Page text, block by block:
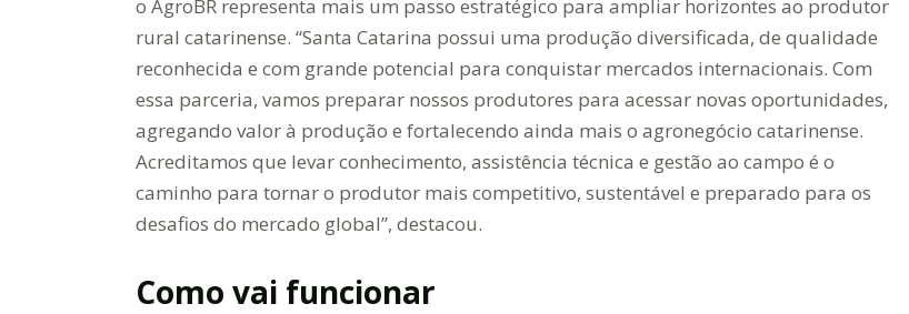
o AgroBR representa mais um passo estratégico para ampliar horizontes ao produtor
rural catarinense. “Santa Catarina possui uma produção diversificada, de qualidade
reconhecida e com grande potencial para conquistar mercados internacionais. Com
essa parceria, vamos preparar nossos produtores para acessar novas oportunidades,
agregando valor à produção e fortalecendo ainda mais o agronegócio catarinense.
Acreditamos que levar conhecimento, assistência técnica e gestão ao campo é o
caminho para tornar o produtor mais competitivo, sustentável e preparado para os
desafios do mercado global”, destacou.
Como vai funcionar